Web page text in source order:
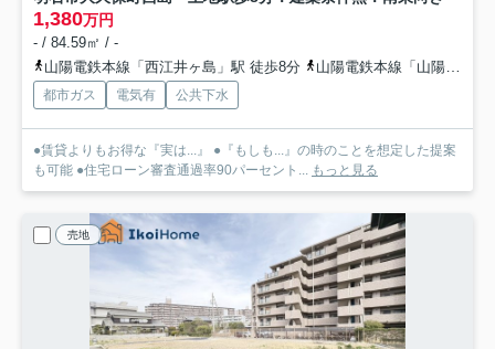
1,380万円
- / 84.59㎡ / -
山陽電鉄本線「西江井ヶ島」駅 徒歩8分
山陽電鉄本線「山陽魚住」駅 徒歩14分
都市ガス 電気有 公共下水
●賃貸よりもお得な『実は...』 ●『もしも...』の時のことを想定した提案
も可能 ●住宅ローン審査通過率90パーセント... もっと見る
売地